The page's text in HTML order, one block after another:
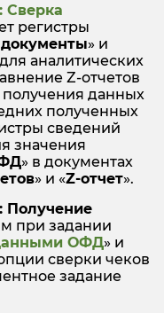
регистры
» и
аналитических
Z-отчетов
данных
полученных
сведений
значения
» в документах
» и «Z-отчет».
при задании
ОФД» и
сверки чеков
задание